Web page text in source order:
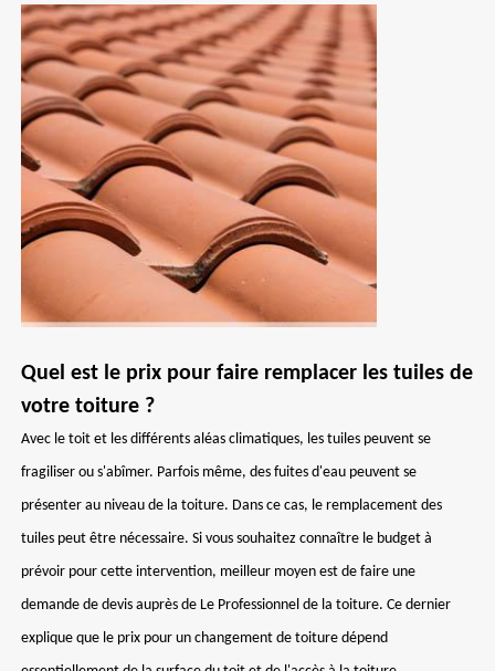
Quel est le prix pour faire remplacer les tuiles de
votre toiture ?
Avec le toit et les différents aléas climatiques, les tuiles peuvent se
fragiliser ou s'abîmer. Parfois même, des fuites d'eau peuvent se
présenter au niveau de la toiture. Dans ce cas, le remplacement des
tuiles peut être nécessaire. Si vous souhaitez connaître le budget à
prévoir pour cette intervention, meilleur moyen est de faire une
demande de devis auprès de Le Professionnel de la toiture. Ce dernier
explique que le prix pour un changement de toiture dépend